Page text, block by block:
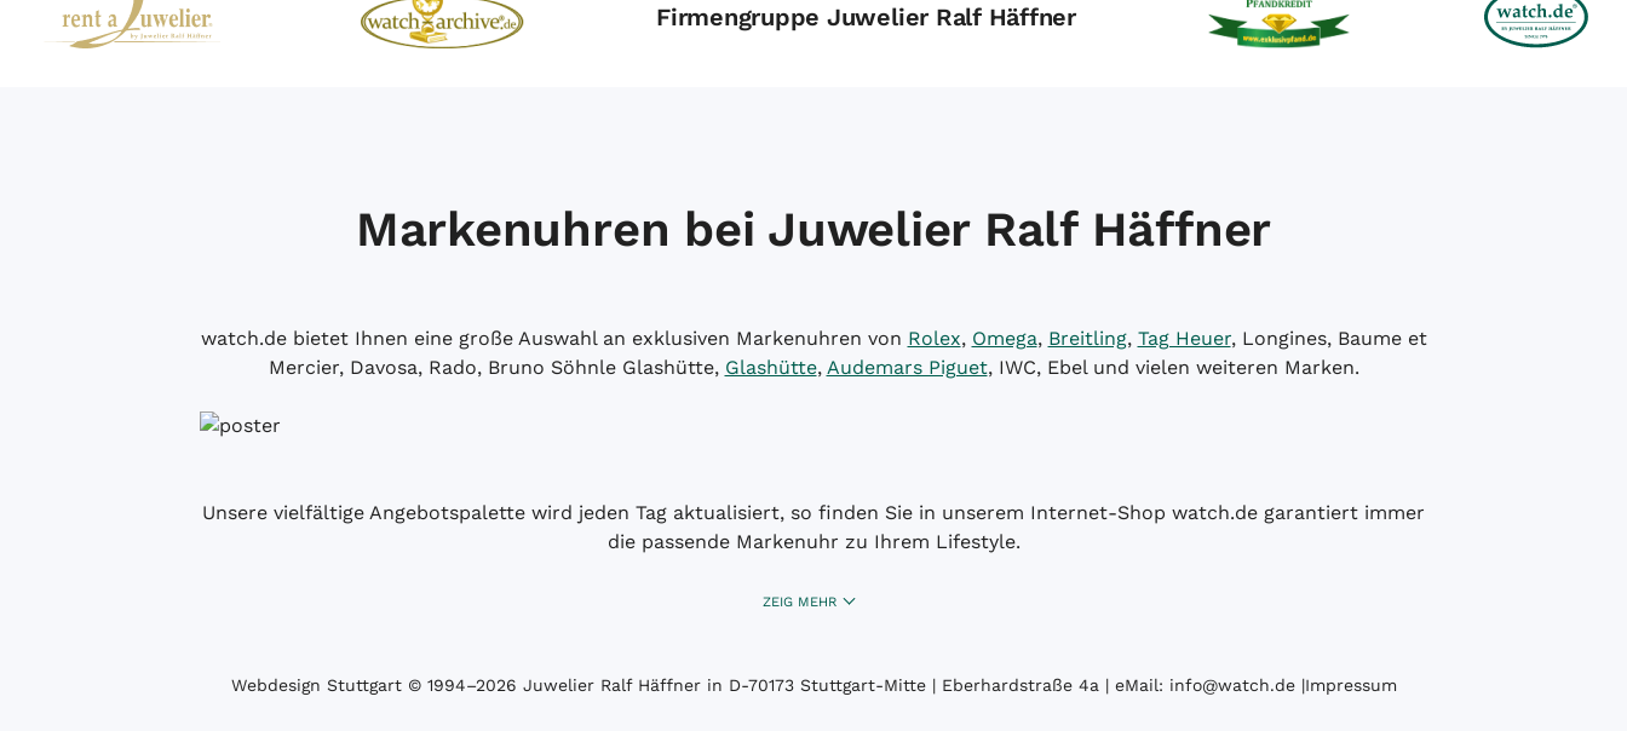
Firmengruppe Juwelier Ralf Häffner
Markenuhren bei Juwelier Ralf Häffner
watch.de bietet Ihnen eine große Auswahl an exklusiven Markenuhren von Rolex, Omega, Breitling, Tag Heuer, Longines, Baume et
Mercier, Davosa, Rado, Bruno Söhnle Glashütte, Glashütte, Audemars Piguet, IWC, Ebel und vielen weiteren Marken.
Unsere vielfältige Angebotspalette wird jeden Tag aktualisiert, so finden Sie in unserem Internet-Shop watch.de garantiert immer
die passende Markenuhr zu Ihrem Lifestyle.
ZEIG MEHR
Webdesign Stuttgart© 1994­–2026 Juwelier Ralf Häffner in D-70173 Stuttgart-Mitte | Eberhardstraße 4a | eMail: info@watch.de|Impressum